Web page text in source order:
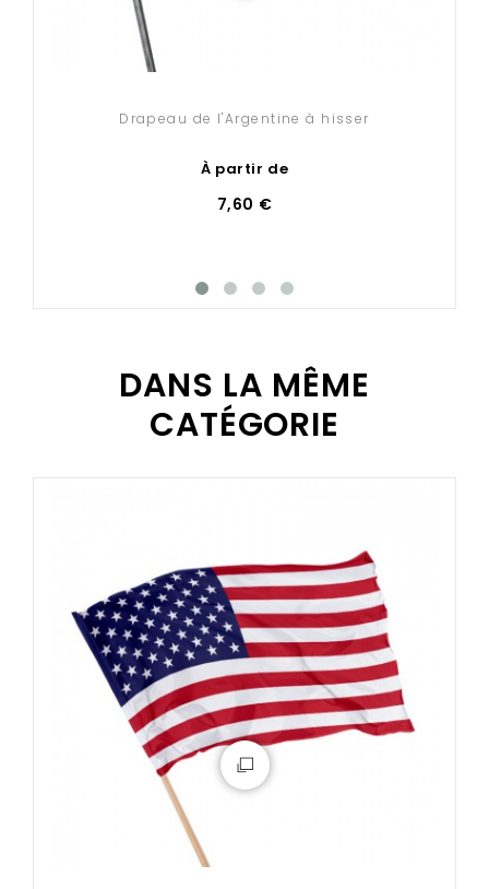
Drapeau de l'Argentine à hisser
À partir de
7,60 €
DANS LA MÊME
CATÉGORIE